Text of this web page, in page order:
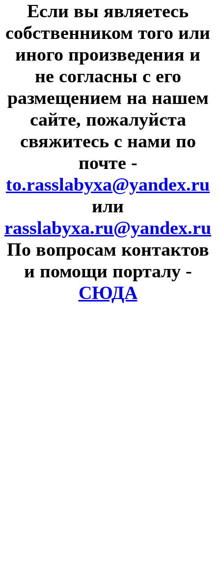
Если вы являетесь
собственником того или
иного произведения и
не согласны с его
размещением на нашем
сайте, пожалуйста
свяжитесь с нами по
почте -
to.rasslabyxa@yandex.ru
или
rasslabyxa.ru@yandex.ru
По вопросам контактов
и помощи порталу -
СЮДА